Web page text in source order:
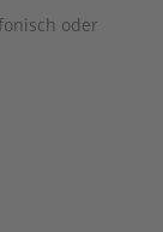
oder